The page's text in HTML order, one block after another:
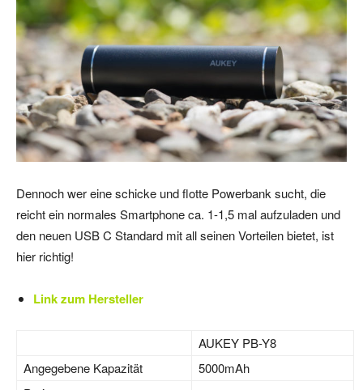
Dennoch wer eine schicke und flotte Powerbank sucht, die
reicht ein normales Smartphone ca. 1-1,5 mal aufzuladen und
den neuen USB C Standard mit all seinen Vorteilen bietet, ist
hier richtig!
Link zum Hersteller
AUKEY PB-Y8
Angegebene Kapazität
5000mAh